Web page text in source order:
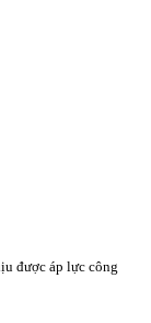
được áp lực công